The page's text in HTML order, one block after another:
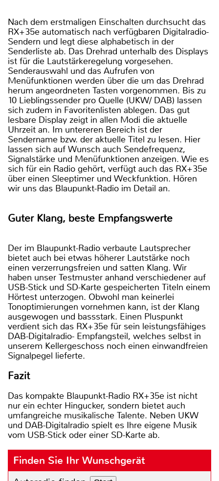
Nach dem erstmaligen Einschalten durchsucht das
RX+35e automatisch nach verfügbaren Digitalradio-
Sendern und legt diese alphabetisch in der
Senderliste ab. Das Drehrad unterhalb des Displays
ist für die Lautstärkeregelung vorgesehen.
Senderauswahl und das Aufrufen von
Menüfunktionen werden über die um das Drehrad
herum angeordneten Tasten vorgenommen. Bis zu
10 Lieblingssender pro Quelle (UKW/ DAB) lassen
sich zudem in Favoritenlisten ablegen. Das gut
lesbare Display zeigt in allen Modi die aktuelle
Uhrzeit an. Im untereren Bereich ist der
Sendername bzw. der aktuelle Titel zu lesen. Hier
lassen sich auf Wunsch auch Sendefrequenz,
Signalstärke und Menüfunktionen anzeigen. Wie es
sich für ein Radio gehört, verfügt auch das RX+35e
über einen Sleeptimer und Weckfunktion. Hören
wir uns das Blaupunkt-Radio im Detail an.
Guter Klang, beste Empfangswerte
Der im Blaupunkt-Radio verbaute Lautsprecher
bietet auch bei etwas höherer Lautstärke noch
einen verzerrungsfreien und satten Klang. Wir
haben unser Testmuster anhand verschiedener auf
USB-Stick und SD-Karte gespeicherten Titeln einem
Hörtest unterzogen. Obwohl man keinerlei
Tonoptimierungen vornehmen kann, ist der Klang
ausgewogen und bassstark. Einen Pluspunkt
verdient sich das RX+35e für sein leistungsfähiges
DAB-Digitalradio- Empfangsteil, welches selbst in
unserem Kellergeschoss noch einen einwandfreien
Signalpegel lieferte.
Fazit
Das kompakte Blaupunkt-Radio RX+35e ist nicht
nur ein echter Hingucker, sondern bietet auch
umfangreiche musikalische Talente. Neben UKW
und DAB-Digitalradio spielt es Ihre eigene Musik
vom USB-Stick oder einer SD-Karte ab.
Finden Sie Ihr Wunschgerät